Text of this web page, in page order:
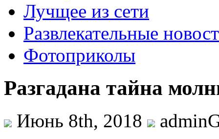
Лучщее из сети
Развлекательные
Фотоприколы
Разгадана тайна
Июнь 8th, 2018